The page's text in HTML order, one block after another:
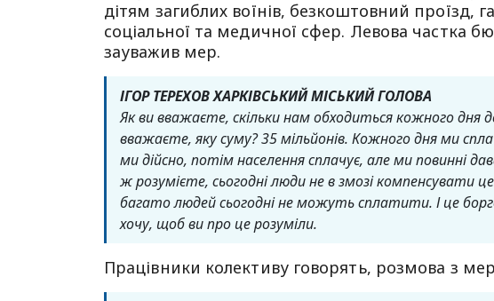
дітям загиблих воїнів, безкоштовний проїзд,
соціальної та медичної сфер. Левова частка
зауважив мер.
ІГОР ТЕРЕХОВ ХАРКІВСЬКИЙ МІСЬКИЙ ГОЛОВА
Як ви вважаєте, скільки нам обходиться кожного дня
вважаєте, яку суму? 35 мільйонів. Кожного дня ми
ми дійсно, потім населення сплачує, але ми повинні
ж розумієте, сьогодні люди не в змозі компенсувати
багато людей сьогодні не можуть сплатити. І це
хочу, щоб ви про це розуміли.
Працівники колективу говорять, розмова з